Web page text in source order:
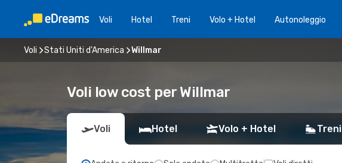
Voli Hotel Treni Volo + Hotel Autonoleggio
Voli Stati Uniti d'America Willmar
Voli low cost per Willmar
Voli Hotel Volo + Hotel Treni